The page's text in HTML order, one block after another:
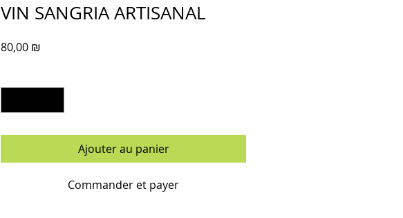
VIN SANGRIA ARTISANAL
80,00 ₪
Ajouter au panier
Commander et payer